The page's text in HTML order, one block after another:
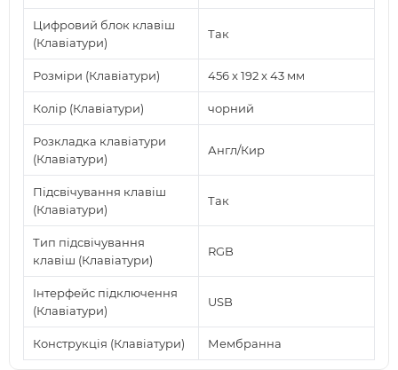
Цифровий блок клавіш
(Клавіатури)
Так
Розміри (Клавіатури) 456 x 192 x 43 мм
Колір (Клавіатури) чорний
Розкладка клавіатури
(Клавіатури)
Англ/Кир
Підсвічування клавіш
(Клавіатури)
Так
Тип підсвічування
клавіш (Клавіатури)
RGB
Інтерфейс підключення
(Клавіатури)
USB
Конструкція (Клавіатури) Мембранна